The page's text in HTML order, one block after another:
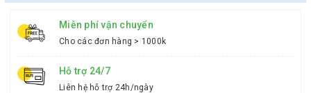
Miễn phí vận chuyển
Cho các đơn hàng > 1000k
Hỗ trợ 24/7
Liên hệ hỗ trợ 24h/ngày